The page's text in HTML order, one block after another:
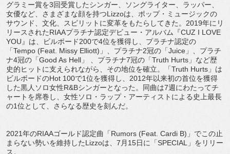
グラミー賞を3回受賞したシンガー、ソングライター、ラッパー、
女優など、さまざまな顔を持つLizzoは、ポップ・ミュージックの
サウンド、文化、スピリットに変革をもたらしてきた。2019年にリ
リースされたRIAAプラチナ認定デビュー・アルバム『CUZ I LOVE
YOU』は、ビルボード200で4位を獲得し、プラチナ認定の
「Tempo (Feat. Missy Elliott)」、プラチナ2冠の「Juice」、プラチ
ナ4冠の「Good As Hell」 、プラチナ7冠の「Truth Hurts」など歴
史的ヒットに支えられながら、その地位を確立。「Truth Hurts」は
ビルボードのHot 100で1位を獲得し、2012年以来初の首位を獲得
した黒人ソロ女性R&Bシンガーとなった。同曲は7週にわたってチ
ャートを席巻し、女性ソロ・ラップ・アーティストによる史上最長
の1位として、さらなる歴史を刻んだ。
2021年のRIAAゴールド認定曲「Rumors (Feat. Cardi B)」でこの止
まらない勢いを維持したLizzoは、7月15日に「SPECIAL」をリリー
ス。